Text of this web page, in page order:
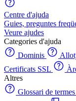
Centre d'ajuda
Guies, preguntes
Veure ajudes
Categories d'ajuda
Dominis
Certificats SSL
Altres
Glossari de termes